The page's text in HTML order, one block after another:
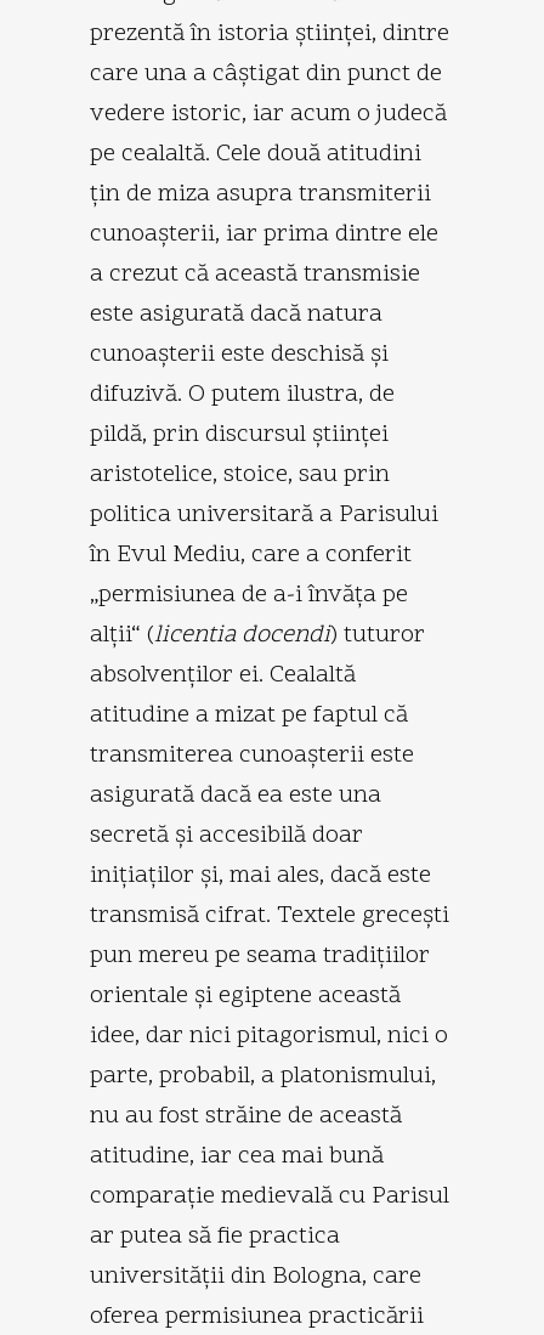
prezentă în istoria ştiinţei, dintre
care una a câştigat din punct de
vedere istoric, iar acum o judecă
pe cealaltă. Cele două atitudini
ţin de miza asupra transmiterii
cunoaşterii, iar prima dintre ele
a crezut că această transmisie
este asigurată dacă natura
cunoaşterii este deschisă şi
difuzivă. O putem ilustra, de
pildă, prin discursul ştiinţei
aristotelice, stoice, sau prin
politica universitară a Parisului
în Evul Mediu, care a conferit
„permisiunea de a-i învăţa pe
alţii“ (licentia docendi) tuturor
absolvenţilor ei. Cealaltă
atitudine a mizat pe faptul că
transmiterea cunoaşterii este
asigurată dacă ea este una
secretă şi accesibilă doar
iniţiaţilor şi, mai ales, dacă este
transmisă cifrat. Textele greceşti
pun mereu pe seama tradiţiilor
orientale şi egiptene această
idee, dar nici pitagorismul, nici o
parte, probabil, a platonismului,
nu au fost străine de această
atitudine, iar cea mai bună
comparaţie medievală cu Parisul
ar putea să fie practica
universităţii din Bologna, care
oferea permisiunea practicării